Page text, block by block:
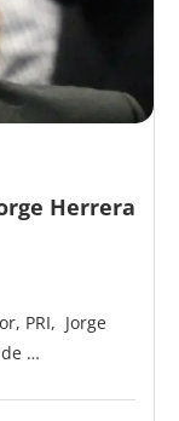
Herrera
PRI, Jorge
…